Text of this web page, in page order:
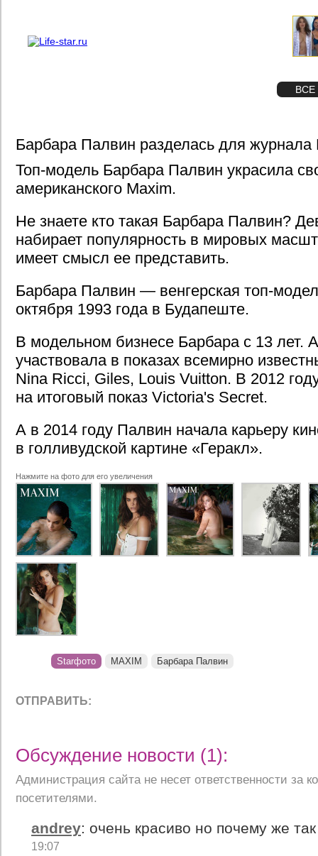
ВСЕ
Барбара Палвин разделась для
Топ-модель Барбара Палвин украсила
американского Maxim.
Не знаете кто такая Барбара Палвин?
набирает популярность в мировых
имеет смысл ее представить.
Барбара Палвин — венгерская топ-
октября 1993 года в Будапеште.
В модельном бизнесе Барбара с 13 лет.
участвовала в показах всемирно
Nina Ricci, Giles, Louis Vuitton. В 2012
на итоговый показ Victoria's Secret.
А в 2014 году Палвин начала карьеру
в голливудской картине «Геракл».
Нажмите на фото для его увеличения
Starфото MAXIM Барбара Палвин
ОТПРАВИТЬ:
Обсуждение новости (1):
Администрация сайта не несет ответственности за
посетителями.
andrey: очень красиво но почему же
19:07